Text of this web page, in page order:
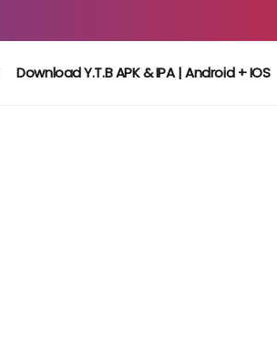
Download Y.T.B APK & IPA | Android + IOS